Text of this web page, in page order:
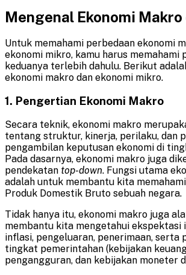
Mengenal Ekonomi
Untuk memahami perbedaan ekonomi
ekonomi mikro, kamu harus memahami
keduanya terlebih dahulu. Berikut
ekonomi makro dan ekonomi mikro.
1. Pengertian Ekonomi Makro
Secara teknik, ekonomi makro
tentang struktur, kinerja, perilaku, dan
pengambilan keputusan ekonomi di
Pada dasarnya, ekonomi makro juga
pendekatan top-down. Fungsi utama
adalah untuk membantu kita
Produk Domestik Bruto sebuah negara.
Tidak hanya itu, ekonomi makro juga
membantu kita mengetahui ekspektasi
inflasi, pengeluaran, penerimaan, serta
tingkat pemerintahan (kebijakan
pengangguran, dan kebijakan moneter